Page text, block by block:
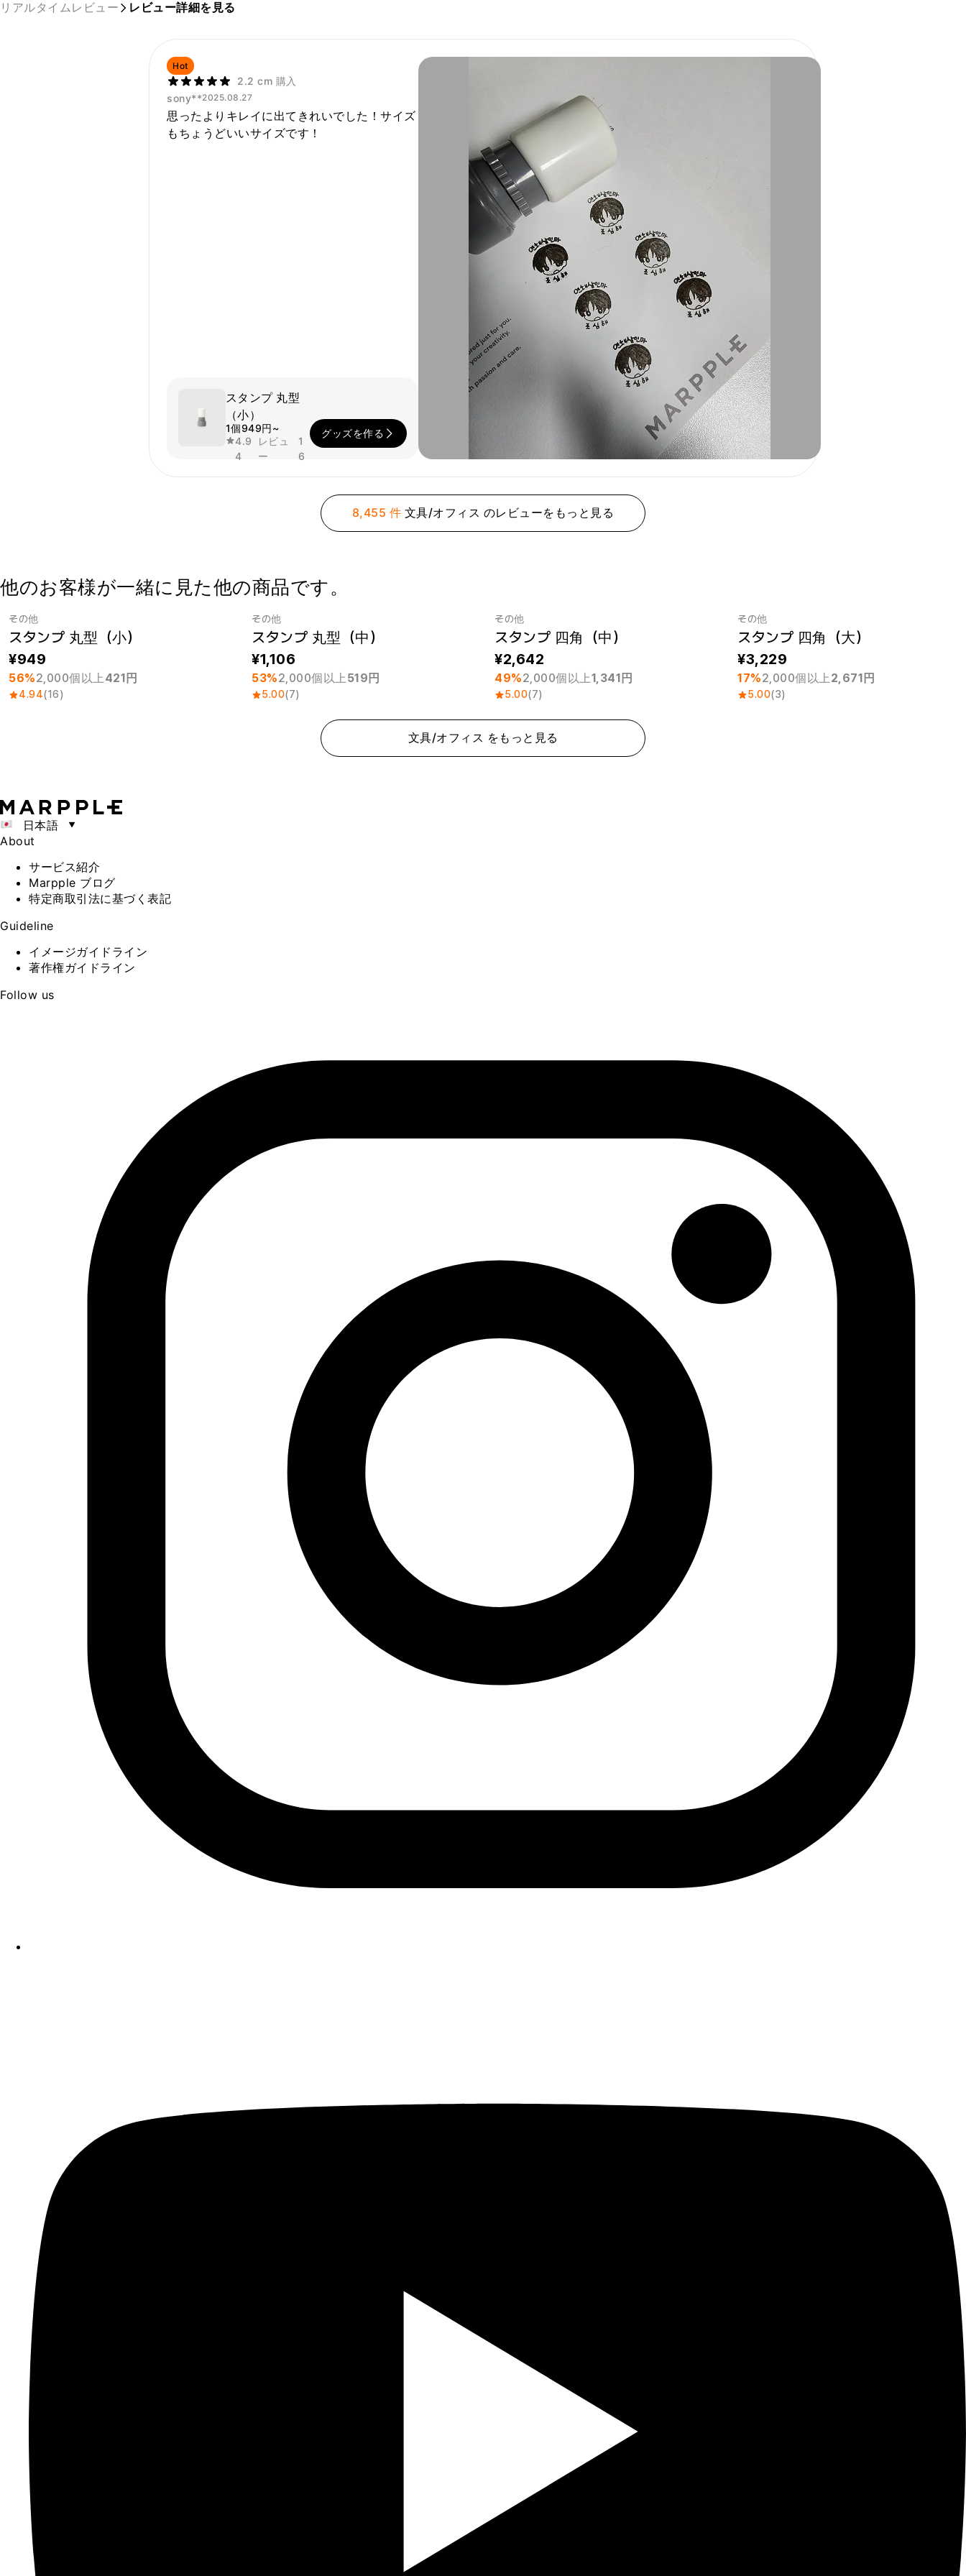
リアルタイムレビュー レビュー詳細を見る
Hot
2.2 cm 購入
sony**2025.08.27
思ったよりキレイに出てきれいでした！サイズ
もちょうどいいサイズです！
スタンプ 丸型
（小）
1個949円~
4.9
4
レビュ
ー
1
6
グッズを作る
8,455 件 文具/オフィス のレビューをもっと見る
他のお客様が一緒に見た他の商品です。
最小注文数量 1個 マープルスタンプ1位
その他
スタンプ 丸型（小）
949
56%2,000個以上421円
4.94(16)
最小注文数量 1個
その他
スタンプ 丸型（中）
1,106
53%2,000個以上519円
5.00(7)
最小注文数量 1個
その他
スタンプ 四角（中）
2,642
49%2,000個以上1,341円
5.00(7)
最小注文数量 1個
その他
スタンプ 四角（大）
3,229
17%2,000個以上2,671円
5.00(3)
文具/オフィス をもっと見る
日本語
About
サービス紹介
Marpple ブログ
特定商取引法に基づく表記
Guideline
イメージガイドライン
著作権ガイドライン
Follow us